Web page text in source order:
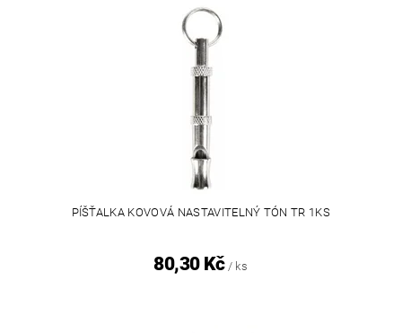
PÍŠŤALKA KOVOVÁ NASTAVITELNÝ TÓN TR 1KS
80,30 Kč / ks